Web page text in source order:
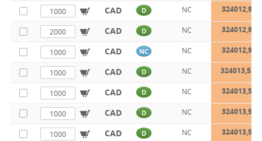
CAD D NC
CAD D NC
CAD NC NC
CAD D NC
CAD D NC
CAD D NC
CAD D NC